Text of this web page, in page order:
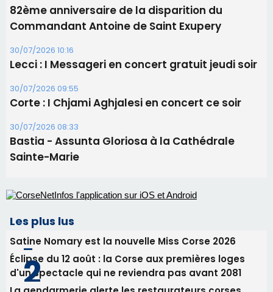
30/07/2026 08:33
Bastia - Assunta Gloriosa à la Cathédrale
Sainte-Marie
Les plus lus
Satine Nomary est la nouvelle Miss Corse 2026
Éclipse du 12 août : la Corse aux premières loges
d'un spectacle qui ne reviendra pas avant 2081
face à une nouvelle escroquerie au faux vendeur de
Deux jeunes Ajacciens sur la voie de la médecine
militaire
En Corse, un début de saison marqué par une
consommation en recul dans les restaurants